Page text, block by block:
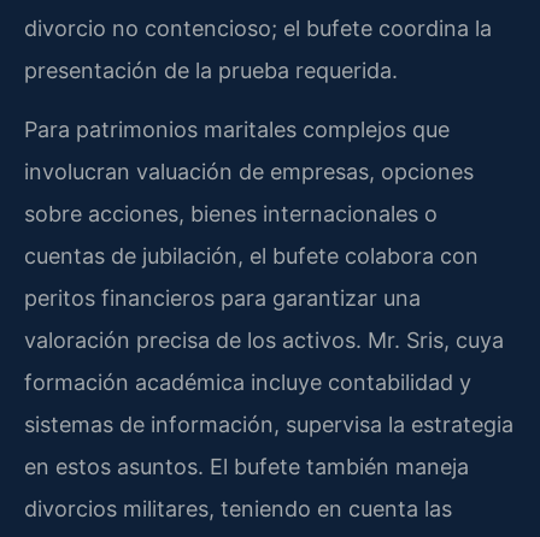
divorcio no contencioso; el bufete coordina la
presentación de la prueba requerida.
Para patrimonios maritales complejos que
involucran valuación de empresas, opciones
sobre acciones, bienes internacionales o
cuentas de jubilación, el bufete colabora con
peritos financieros para garantizar una
valoración precisa de los activos. Mr. Sris, cuya
formación académica incluye contabilidad y
sistemas de información, supervisa la estrategia
en estos asuntos. El bufete también maneja
divorcios militares, teniendo en cuenta las